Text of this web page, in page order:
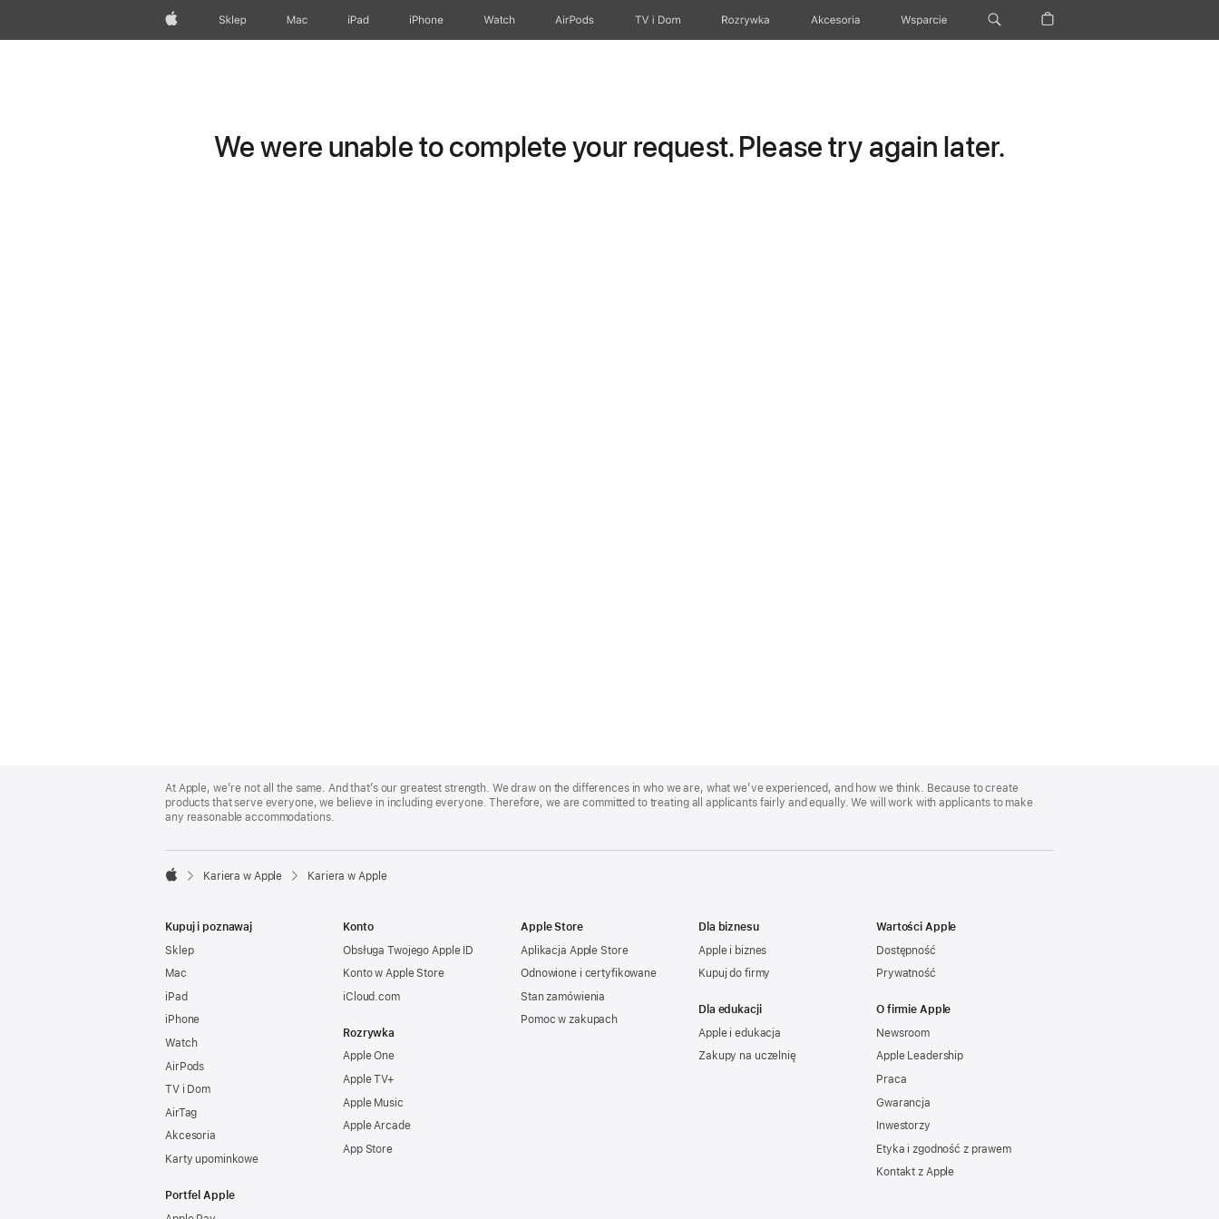
Apple Sklep Mac iPad iPhone Watch AirPods TV i Dom Rozrywka Akcesoria Wsparcie
We were unable to complete your request. Please try again later.
Footer
At Apple, we’re not all the same. And that’s our greatest strength. We draw on the differences in who we are, what we’ve experienced, and how we think. Because to create
products that serve everyone, we believe in including everyone. Therefore, we are committed to treating all applicants fairly and equally. We will work with applicants to make
any reasonable accommodations.

Kariera w Apple Kariera w Apple
Kupuj i poznawaj
Sklep
Mac
iPad
iPhone
Watch
AirPods
TV i Dom
AirTag
Akcesoria
Karty upominkowe
Portfel Apple
Konto
Obsługa Twojego Apple ID
Konto w Apple Store
iCloud.com
Rozrywka
Apple One
Apple TV+
Apple Music
Apple Arcade
App Store
Apple Store
Aplikacja Apple Store
Odnowione i certyfikowane
Stan zamówienia
Pomoc w zakupach
Dla biznesu
Apple i biznes
Kupuj do firmy
Dla edukacji
Apple i edukacja
Zakupy na uczelnię
Wartości Apple
Dostępność
Prywatność
O firmie Apple
Newsroom
Apple Leadership
Praca
Gwarancja
Inwestorzy
Etyka i zgodność z prawem
Kontakt z Apple